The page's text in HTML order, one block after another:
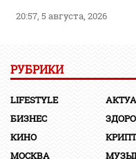
20:57, 5 августа, 2026
РУБРИКИ
LIFESTYLE
БИЗНЕС
КИНО
МОСКВА